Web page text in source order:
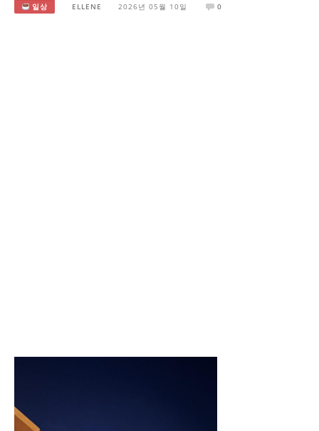
일상 ELLENE 2026년 05월 10일 0